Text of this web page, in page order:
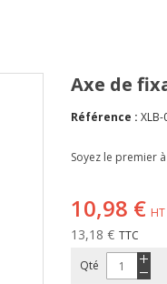
Axe de
Référence :
Soyez le premier
13,18 €
10,98 €
Qté